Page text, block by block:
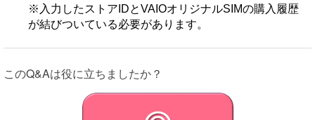
※入力したストアIDとVAIOオリジナルSIMの購入履歴
が結びついている必要があります。
このQ&Aは役に立ちましたか？